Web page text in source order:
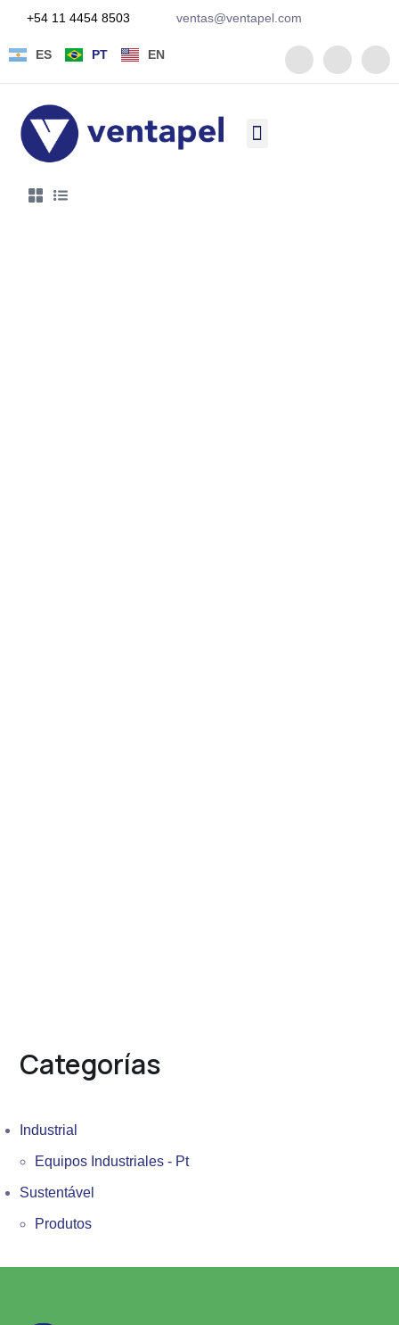
+54 11 4454 8503 ventas@ventapel.com
ES PT EN
Categorías
Industrial
Equipos Industriales - Pt
Sustentável
Produtos